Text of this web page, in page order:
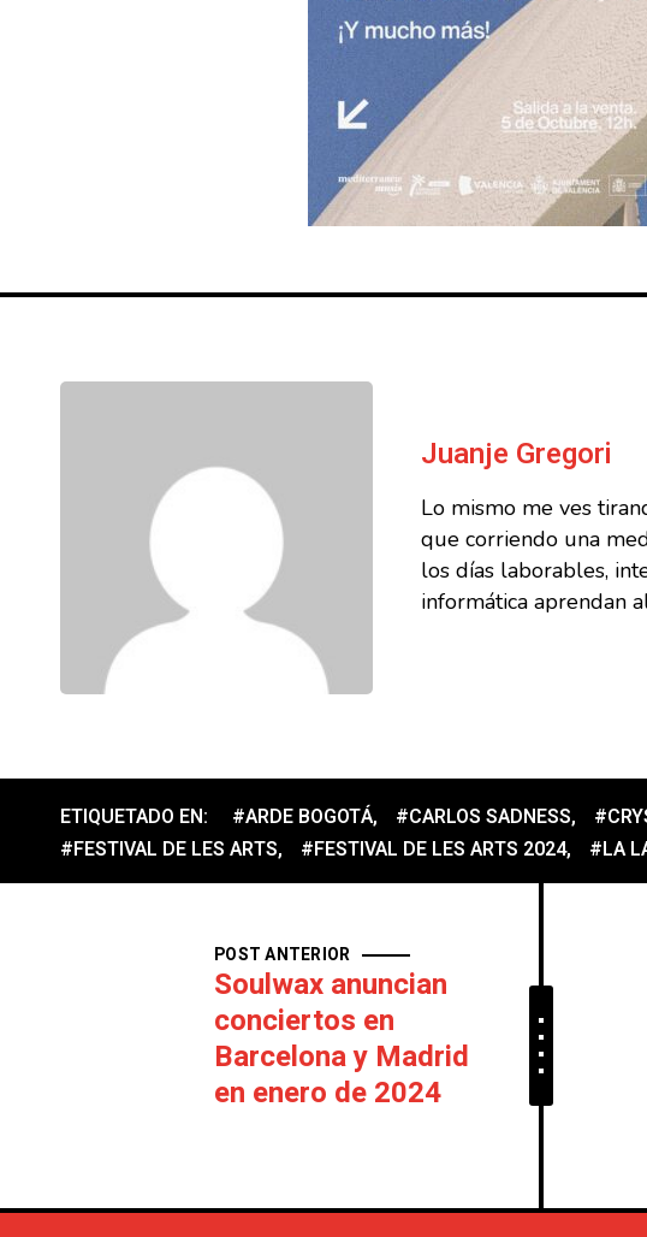
Juanje Gregori
Lo mismo me ves
que corriendo una
los días laborables,
informática aprendan
ETIQUETADO EN: #ARDE BOGOTÁ, #CARLOS SADNESS,
#FESTIVAL DE LES ARTS, #FESTIVAL DE LES ARTS 2024, #LA
POST ANTERIOR
Soulwax anuncian
conciertos en
Barcelona y Madrid
en enero de 2024